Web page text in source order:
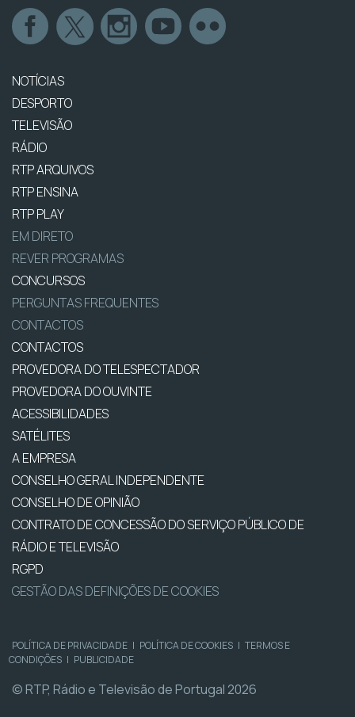
NOTÍCIAS
DESPORTO
TELEVISÃO
RÁDIO
RTP ARQUIVOS
RTP ENSINA
RTP PLAY
EM DIRETO
REVER PROGRAMAS
CONCURSOS
PERGUNTAS FREQUENTES
CONTACTOS
CONTACTOS
PROVEDORA DO TELESPECTADOR
PROVEDORA DO OUVINTE
ACESSIBILIDADES
SATÉLITES
A EMPRESA
CONSELHO GERAL INDEPENDENTE
CONSELHO DE OPINIÃO
CONTRATO DE CONCESSÃO DO SERVIÇO PÚBLICO DE
RÁDIO E TELEVISÃO
RGPD
GESTÃO DAS DEFINIÇÕES DE COOKIES
POLÍTICA DE PRIVACIDADE | POLÍTICA DE COOKIES | TERMOS E
CONDIÇÕES | PUBLICIDADE
© RTP, Rádio e Televisão de Portugal 2026